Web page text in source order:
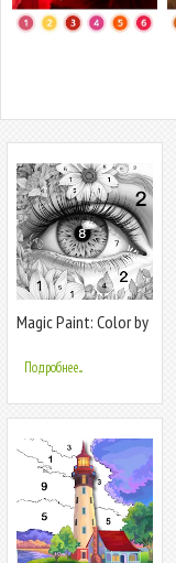
Magic Paint: Color by
Подробнее...